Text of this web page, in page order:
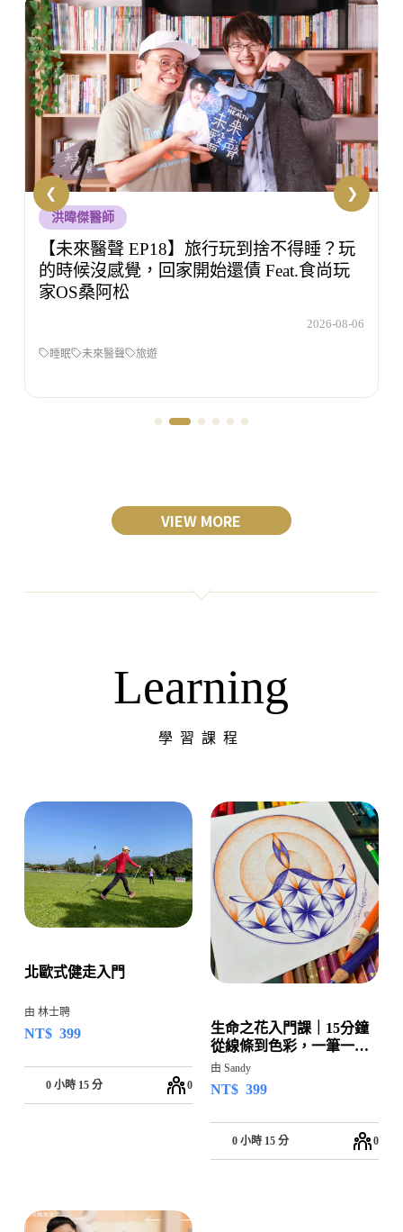
生技人知初
【生技人知初 EP53】壓力大但不知道該怎
麼辦，你有試過諮商嗎？Feat.洪培芸臨床心
理師
2026-08-05
壓力 生技人之初 洪培芸
VIEW MORE
Learning
學習課程
北歐式健走入門
由 林士聘
NT$ 399
0 小時 15 分 0
生命之花入門課｜15分鐘
從線條到色彩，一筆一畫
回到自己
由 Sandy
NT$ 399
0 小時 15 分 0